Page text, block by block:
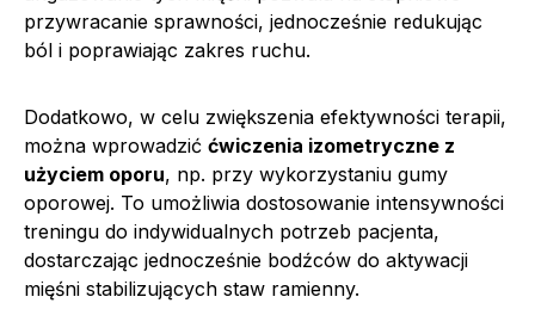
przywracanie sprawności, jednocześnie redukując
ból i poprawiając zakres ruchu.
Dodatkowo, w celu zwiększenia efektywności terapii,
można wprowadzić ćwiczenia izometryczne z
użyciem oporu, np. przy wykorzystaniu gumy
oporowej. To umożliwia dostosowanie intensywności
treningu do indywidualnych potrzeb pacjenta,
dostarczając jednocześnie bodźców do aktywacji
mięśni stabilizujących staw ramienny.